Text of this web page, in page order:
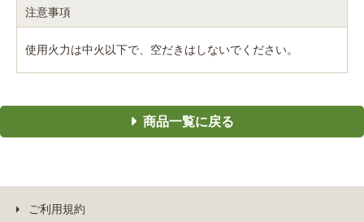
注意事項
使用火力は中火以下で、空だきはしないでください。
商品一覧に戻る
ご利用規約